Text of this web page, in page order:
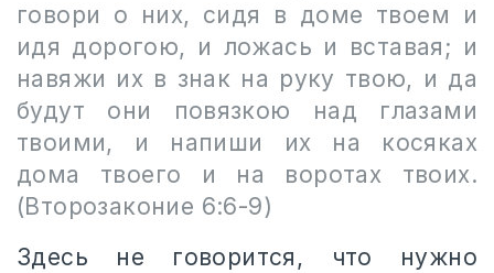
говори о них, сидя в доме твоем и
идя дорогою, и ложась и вставая; и
навяжи их в знак на руку твою, и да
будут они повязкою над глазами
твоими, и напиши их на косяках
дома твоего и на воротах твоих.
(Второзаконие 6:6-9)
Здесь не говорится, что нужно